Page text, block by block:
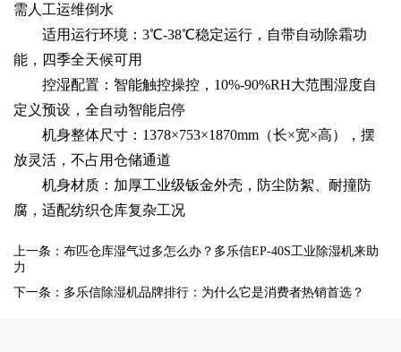
需人工运维倒水
适用运行环境：3℃-38℃稳定运行，自带自动除霜功
能，四季全天候可用
控湿配置：智能触控操控，10%-90%RH大范围湿度自
定义预设，全自动智能启停
机身整体尺寸：1378×753×1870mm（长×宽×高），摆
放灵活，不占用仓储通道
机身材质：加厚工业级钣金外壳，防尘防絮、耐撞防
腐，适配纺织仓库复杂工况
上一条：布匹仓库湿气过多怎么办？多乐信EP-40S工业除湿机来助
力
下一条：多乐信除湿机品牌排行：为什么它是消费者热销首选？